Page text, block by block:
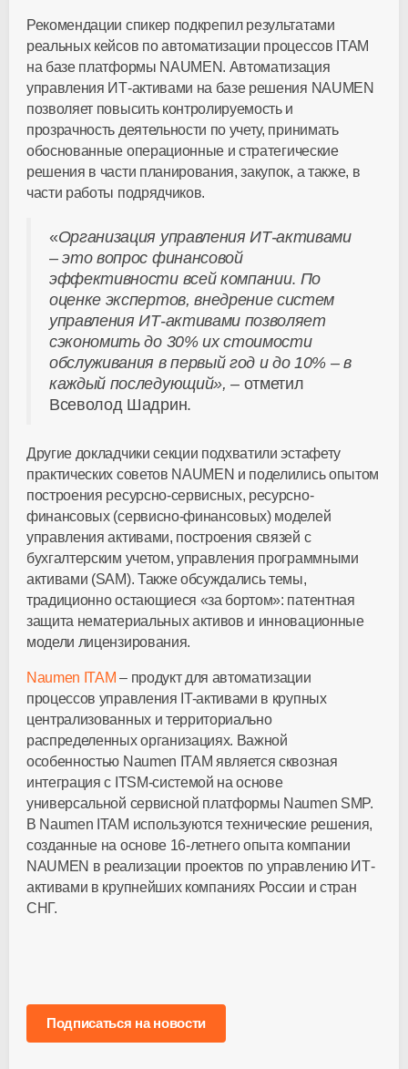
Рекомендации спикер подкрепил результатами
реальных кейсов по автоматизации процессов ITAM
на базе платформы NAUMEN. Автоматизация
управления ИТ-активами на базе решения NAUMEN
позволяет повысить контролируемость и
прозрачность деятельности по учету, принимать
обоснованные операционные и стратегические
решения в части планирования, закупок, а также, в
части работы подрядчиков.
«Организация управления ИТ-активами
– это вопрос финансовой
эффективности всей компании. По
оценке экспертов, внедрение систем
управления ИТ-активами позволяет
сэкономить до 30% их стоимости
обслуживания в первый год и до 10% – в
каждый последующий», – отметил
Всеволод Шадрин.
Другие докладчики секции подхватили эстафету
практических советов NAUMEN и поделились опытом
построения ресурсно-сервисных, ресурсно-
финансовых (сервисно-финансовых) моделей
управления активами, построения связей с
бухгалтерским учетом, управления программными
активами (SAM). Также обсуждались темы,
традиционно остающиеся «за бортом»: патентная
защита нематериальных активов и инновационные
модели лицензирования.
Naumen ITAM – продукт для автоматизации
процессов управления IT-активами в крупных
централизованных и территориально
распределенных организациях. Важной
особенностью Naumen ITAM является сквозная
интеграция с ITSM-системой на основе
универсальной сервисной платформы Naumen SMP.
В Naumen ITAM используются технические решения,
созданные на основе 16-летнего опыта компании
NAUMEN в реализации проектов по управлению ИТ-
активами в крупнейших компаниях России и стран
СНГ.
Подписаться на новости